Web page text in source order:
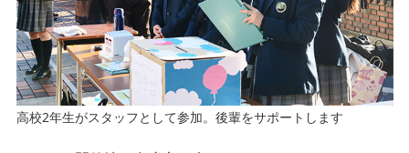
高校2年生がスタッフとして参加。後輩をサポートします